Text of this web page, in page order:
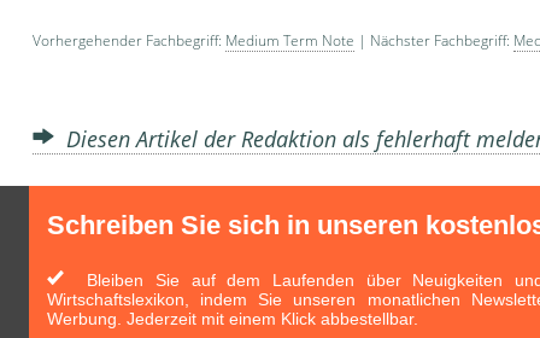
Vorhergehender Fachbegriff: Medium Term Note | Nächster Fachbegriff:
Diesen Artikel der Redaktion als fehlerhaft
Schreiben Sie sich in unseren
Bleiben Sie auf dem Laufenden über Neuigkeiten
Wirtschaftslexikon, indem Sie unseren monatlichen
Werbung. Jederzeit mit einem Klick abbestellbar.